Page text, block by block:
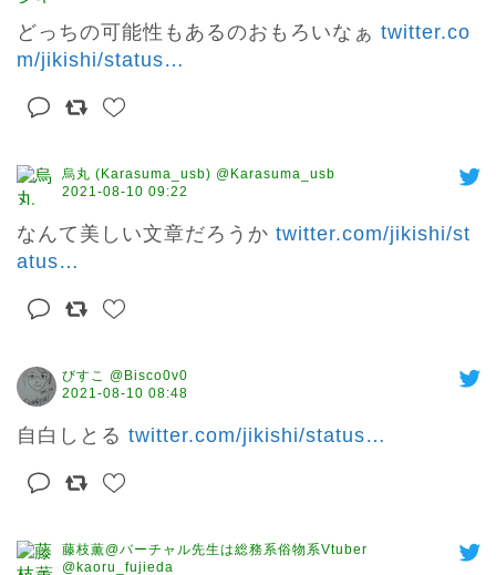
どっちの可能性もあるのおもろいなぁ twitter.co
m/jikishi/status…
烏丸 (Karasuma_usb) @Karasuma_usb
2021-08-10 09:22
なんて美しい文章だろうか twitter.com/jikishi/st
atus…
びすこ @Bisco0v0
2021-08-10 08:48
自白しとる twitter.com/jikishi/status…
藤枝薫@バーチャル先生は総務系俗物系Vtuber
@kaoru_fujieda